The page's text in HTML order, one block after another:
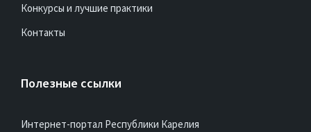
Конкурсы и лучшие практики
Контакты
Полезные ссылки
Интернет-портал Республики Карелия